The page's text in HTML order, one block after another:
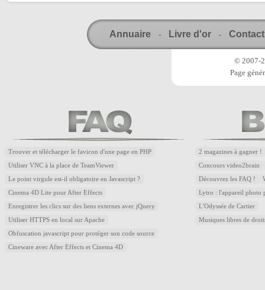
Annuaire - Livre d'or - Contact
© 2007-
Page
Trouver et télécharger le favicon d'une page en PHP
Utiliser VNC à la place de TeamViewer
Le point virgule est-il obligatoire en Javascript ?
Cinema 4D Lite pour After Effects
Enregistrer les clics sur des liens externes avec jQuery
Utiliser HTTPS en local sur Apache
Obfuscation javascript pour protéger son code source
Cineware avec After Effects et Cinema 4D
2 magazines à gagner !
Concours video2brain
Découvrez les FAQ !
Lytro : l'appareil photo
L'Odyssée de Cartier
Musiques libres de